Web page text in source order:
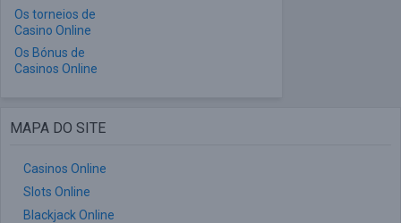
Os torneios de
Casino Online
Os Bónus de
Casinos Online
MAPA DO SITE
Casinos Online
Slots Online
Blackjack Online